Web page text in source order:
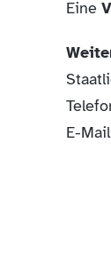
Eine
E-